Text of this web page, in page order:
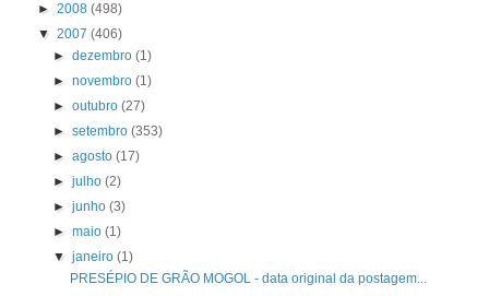
► 2008 (498)
▼ 2007 (406)
►dezembro(1)
►novembro(1)
►outubro(27)
►setembro(353)
►agosto(17)
►julho(2)
►junho(3)
►maio(1)
▼janeiro(1)
PRESÉPIO DE GRÃO MOGOL - data original da postagem...